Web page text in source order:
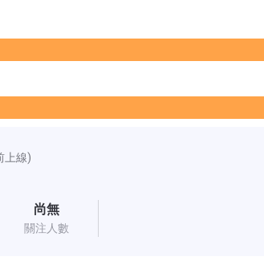
上線)
尚無
關注人數